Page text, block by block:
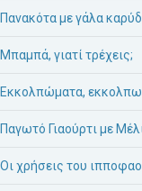
Πανακότα με γάλα
Μπαμπά, γιατί τρέχεις;
Εκκολπώματα,
Παγωτό Γιαούρτι με
Οι χρήσεις του